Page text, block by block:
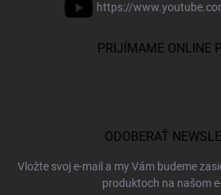
https://
PRIJÍMAME ONLINE
ODOBERAŤ
Vložte svoj e-mail a my Vám budeme
produktoch na našom